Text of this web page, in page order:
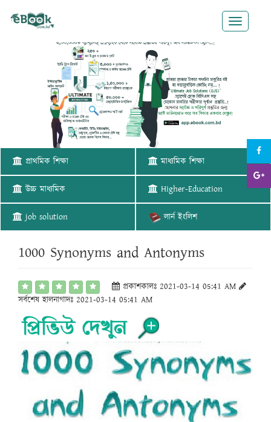
Toggle
প্রাথমিক শিক্ষা মাধ্যমিক শিক্ষা
উচ্চ মাধ্যমিক Higher-Education
job solution লার্ন ইংলিশ
1000 Synonyms and Antonyms
প্রকাশকালঃ 2021-03-14 05:41 AM
সর্বশেষ হালনাগাদঃ 2021-03-14 05:41 AM